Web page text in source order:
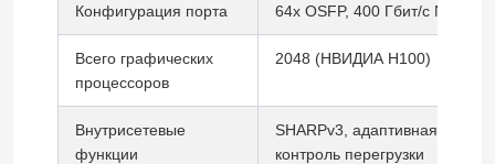
Конфигурация порта 64x OSFP, 400 Гбит/с NDR на
Всего графических
процессоров
2048 (НВИДИА H100)
Внутрисетевые
функции
SHARPv3, адаптивная
контроль перегрузки